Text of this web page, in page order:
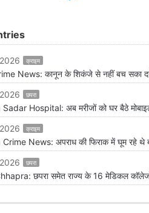
क्राइम
News: कानून के शिकंजे से नहीं बच सका
छपरा
Hospital: अब मरीजों को घर बैठे मोबाइल
क्राइम
News: अपराध की फिराक में घूम रहे थे
छपरा
छपरा समेत राज्य के 16 मेडिकल